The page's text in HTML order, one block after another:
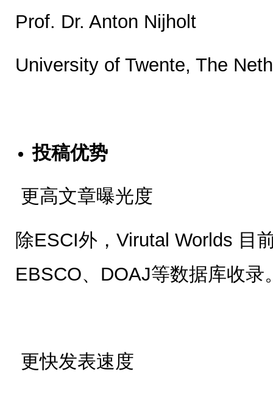
Prof. Dr. Anton Nijholt
University of Twente, The
投稿优势
更高文章曝光度
除ESCI外，Virutal Worlds 目
EBSCO、DOAJ等数据库收录
更快发表速度